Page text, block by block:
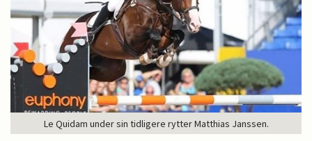
Le Quidam under sin tidligere rytter Matthias Janssen.